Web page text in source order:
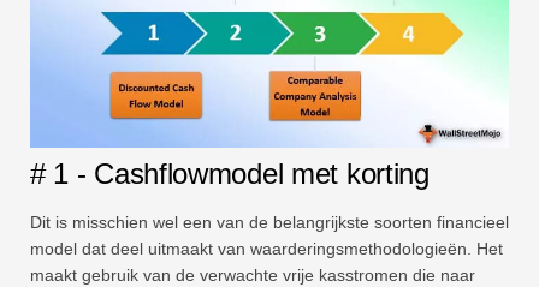
# 1 - Cashflowmodel met korting
Dit is misschien wel een van de belangrijkste soorten financieel
model dat deel uitmaakt van waarderingsmethodologieën. Het
maakt gebruik van de verwachte vrije kasstromen die naar